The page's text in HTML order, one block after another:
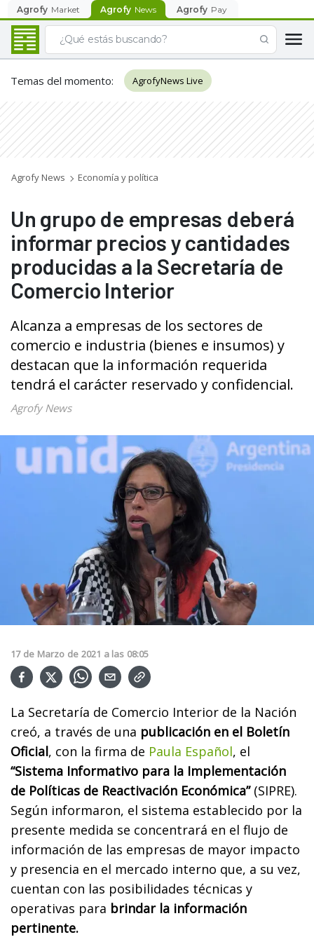
Agrofy Market Agrofy News Agrofy Pay
Temas del momento: AgrofyNews Live
Agrofy News Economía y política
Un grupo de empresas deberá
informar precios y cantidades
producidas a la Secretaría de
Comercio Interior
Alcanza a empresas de los sectores de
comercio e industria (bienes e insumos) y
destacan que la información requerida
tendrá el carácter reservado y confidencial.
Agrofy News
17 de Marzo de 2021 a las 08:05
La Secretaría de Comercio Interior de la Nación
creó, a través de una publicación en el Boletín
Oficial, con la firma de Paula Español, el
“Sistema Informativo para la Implementación
de Políticas de Reactivación Económica”(SIPRE).
Según informaron, el sistema establecido por la
presente medida se concentrará en el flujo de
información de las empresas de mayor impacto
y presencia en el mercado interno que, a su vez,
cuentan con las posibilidades técnicas y
operativas para brindar la información
pertinente.